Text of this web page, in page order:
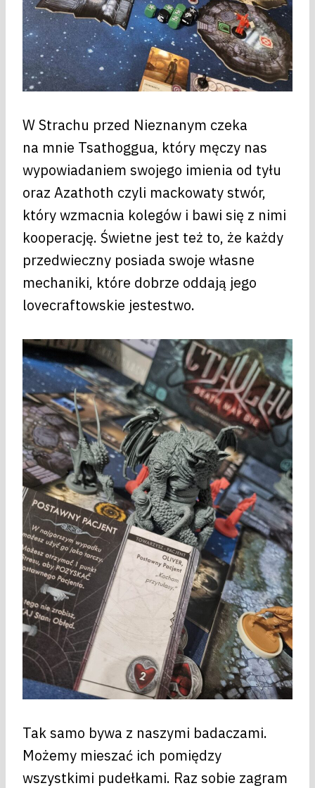
W Strachu przed Nieznanym czeka
na mnie Tsathoggua, który męczy nas
wypowiadaniem swojego imienia od tyłu
oraz Azathoth czyli mackowaty stwór,
który wzmacnia kolegów i bawi się z nimi
kooperację. Świetne jest też to, że każdy
przedwieczny posiada swoje własne
mechaniki, które dobrze oddają jego
lovecraftowskie jestestwo.
Tak samo bywa z naszymi badaczami.
Możemy mieszać ich pomiędzy
wszystkimi pudełkami. Raz sobie zagram